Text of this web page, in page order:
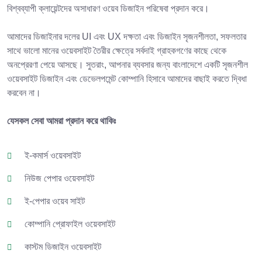
বিশ্বব্যাপী ক্লায়েন্টদের অসাধারণ ওয়েব ডিজাইন পরিষেবা প্রদান করে।
আমাদের ডিজাইনার দলের UI এবং UX দক্ষতা এবং ডিজাইন সৃজনশীলতা, সফলতার
সাথে ভালো মানের ওয়েবসাইট তৈরীর ক্ষেত্রে সর্বদাই গ্রাহকগণের কাছে থেকে
অনপ্রেরণা পেয়ে আসছে। সুতরাং, আপনার ব্যবসার জন্য বাংলাদেশে একটি সৃজনশীল
ওয়েবসাইট ডিজাইন এবং ডেভেলপমেন্ট কোম্পানি হিসাবে আমাদের বাছাই করতে দ্বিধা
করবেন না।
যেসকল সেবা আমরা প্রদান করে থাকিঃ
ই-কমার্স ওয়েবসাইট
নিউজ পেপার ওয়েবসাইট
ই-পেপার ওয়েব সাইট
কোম্পানি প্রোফাইল ওয়েবসাইট
কাস্টম ডিজাইন ওয়েবসাইট